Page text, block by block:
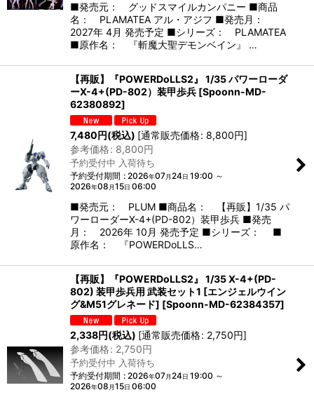
■発売元： グッドスマイルカンパニー ■商品
名： PLAMATEA アル・アジフ ■発売月：
2027年 4月 発売予定 ■シリーズ： PLAMATEA
■原作名： 『斬魔大聖デモンベイン』 …
【再販】『POWERDoLLS2』 1/35 パワーローダ
ーX-4+(PD-802）装甲歩兵 [Spoonn-MD-
62380892]
7,480円(税込) [通常販売価格: 8,800円]
参考価格: 8,800円
予約受付中 入荷待ち
予約受付期間 : 2026年07月24日 19:00 ～
2026年08 月15日 06:00
■発売元： PLUM ■商品名： 【再販】1/35 パ
ワーローダーX-4+(PD-802）装甲歩兵 ■発売
月： 2026年 10月 発売予定 ■シリーズ： ■
原作名： 『POWERDoLLS…
【再販】『POWERDoLLS2』 1/35 X-4+(PD-
802) 装甲歩兵用 武装セット1 [エンジェルウイン
グ&M51グレネード] [Spoonn-MD-62384357]
2,338円(税込) [通常販売価格: 2,750円]
参考価格: 2,750円
予約受付中 入荷待ち
予約受付期間 : 2026年07月 24日 19:00 ～
2026年08 月15日 06:00